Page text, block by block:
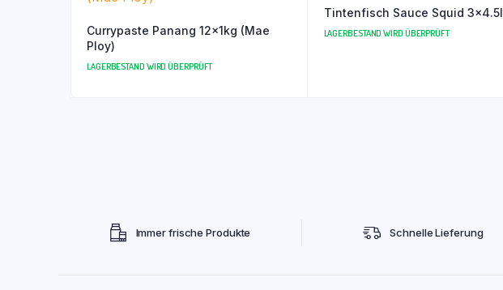
Currypaste Panang 12x1kg (Mae
Ploy)
LAGERBESTAND WIRD ÜBERPRÜFT
Tintenfisch Sauce Squid 3×4.5l
LAGERBESTAND WIRD ÜBERPRÜFT
Immer frische Produkte Schnelle Lieferung